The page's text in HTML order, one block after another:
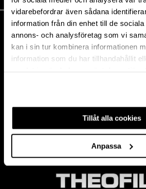
vidarebefordrar även sådana
information från din enhet till de
annons- och analysföretag som vi
kan i sin tur kombinera informationen
information som du har tillhandahållit
Tillåt alla cookies
Anpassa
KONTAKT
Postadress:
BOX 1009 551 11
Jönköping, Sweden
Tel:+46 (0)10-178 13 00
Org. nr 556154-8925